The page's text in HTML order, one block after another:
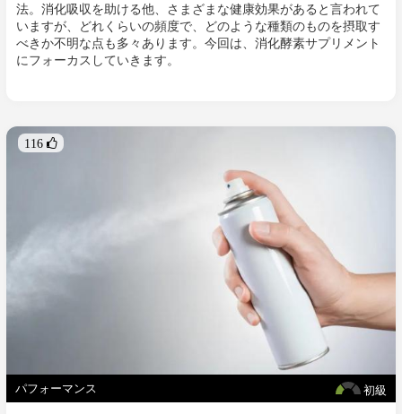
法。消化吸収を助ける他、さまざまな健康効果があると言われて
いますが、どれくらいの頻度で、どのような種類のものを摂取す
べきか不明な点も多々あります。今回は、消化酵素サプリメント
にフォーカスしていきます。
116 
初級
パフォーマンス